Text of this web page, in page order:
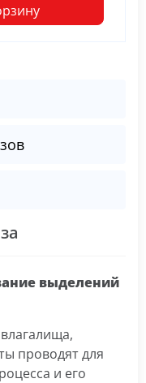
выделений
проводят для
и его